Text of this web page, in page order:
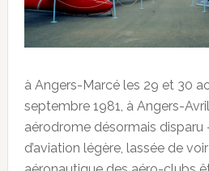
à Angers-Marcé les 29 et 30
septembre 1981, à Angers-
aérodrome désormais disparu
d’aviation légère, lassée de